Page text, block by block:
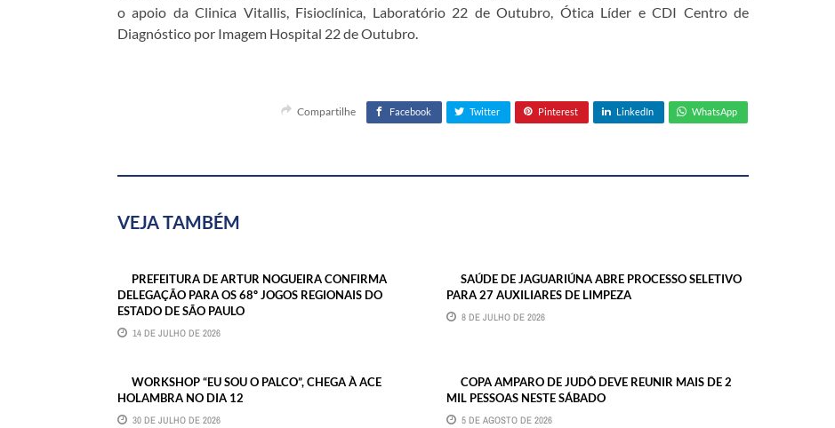
o apoio da Clinica Vitallis, Fisioclínica, Laboratório 22 de Outubro, Ótica Líder e CDI Centro de
Diagnóstico por Imagem Hospital 22 de Outubro.
Compartilhe Facebook Twitter Pinterest LinkedIn WhatsApp
VEJA TAMBÉM
PREFEITURA DE ARTUR NOGUEIRA CONFIRMA
DELEGAÇÃO PARA OS 68º JOGOS REGIONAIS DO
ESTADO DE SÃO PAULO
14 DE JULHO DE 2026
SAÚDE DE JAGUARIÚNA ABRE PROCESSO SELETIVO
PARA 27 AUXILIARES DE LIMPEZA
8 DE JULHO DE 2026
WORKSHOP “EU SOU O PALCO”, CHEGA À ACE
HOLAMBRA NO DIA 12
30 DE JULHO DE 2026
COPA AMPARO DE JUDÔ DEVE REUNIR MAIS DE 2
MIL PESSOAS NESTE SÁBADO
5 DE AGOSTO DE 2026